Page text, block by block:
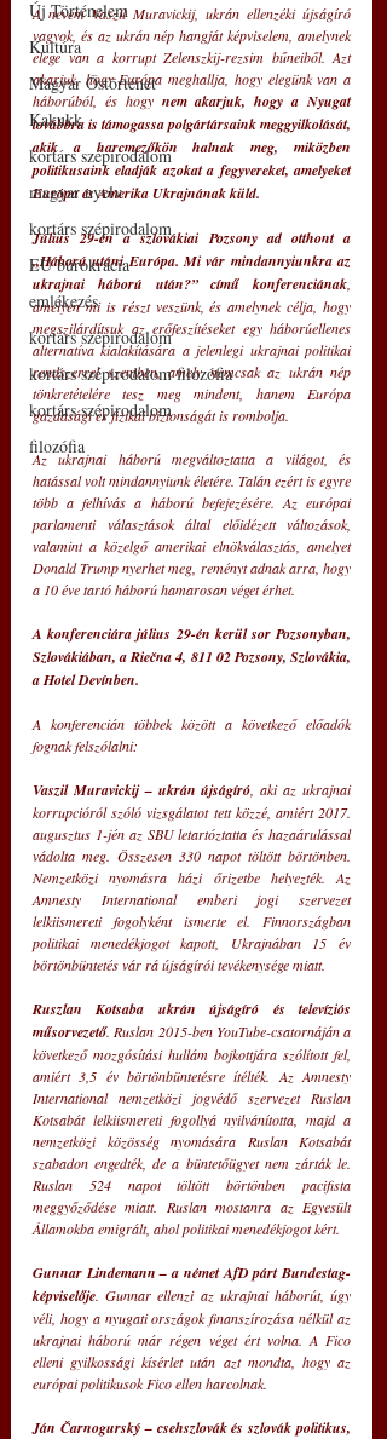
Új Történelem
Kultúra
Magyar Őstörténet
Kakukk
kortárs szépirodalom
magyar nyelv
kortárs szépirodalom
EU bürokrácia
emlékezés
kortárs szépirodalom
kortárs szépirodalom filozófia
kortárs szépirodalom
filozófia
A nevem Vaszil Muravickij, ukrán ellenzéki újságíró
vagyok, és az ukrán nép hangját képviselem, amelynek
elege van a korrupt Zelenszkij-rezsim bűneiből. Azt
akarjuk, hogy Európa meghallja, hogy elegünk van a
háborúból, és hogy nem akarjuk, hogy a Nyugat
továbbra is támogassa polgártársaink meggyilkolását,
akik a harcmezőkön halnak meg, miközben
politikusaink eladják azokat a fegyvereket, amelyeket
Európa és Amerika Ukrajnának küld.
Július 29-én a szlovákiai Pozsony ad otthont a
„Háború utáni Európa. Mi vár mindannyiunkra az
ukrajnai háború után?” című konferenciának
amelyen mi is részt veszünk, és amelynek célja, hogy
megszilárdítsuk az erőfeszítéseket egy háborúellenes
alternatíva kialakítására a jelenlegi ukrajnai politikai
rendszerrel szemben, amely nemcsak az ukrán nép
tönkretételére tesz meg mindent, hanem Európa
gazdasági és fizikai biztonságát is rombolja.
Az ukrajnai háború megváltoztatta a világot, és
hatással volt mindannyiunk életére. Talán ezért is egyre
több a felhívás a háború befejezésére. Az európai
parlamenti választások által előidézett változások,
valamint a közelgő amerikai elnökválasztás, amelyet
Donald Trump nyerhet meg, reményt adnak arra, hogy
a 10 éve tartó háború hamarosan véget érhet.
A konferenciára július 29-én kerül sor Pozsonyban,
Szlovákiában, a Riečna 4, 811 02 Pozsony, Szlovákia,
a Hotel Devínben.
A konferencián többek között a következő előadók
fognak felszólalni:
Vaszil Muravickij – ukrán újságíró , aki az ukrajnai
korrupcióról szóló vizsgálatot tett közzé, amiért 2017.
augusztus 1-jén az SBU letartóztatta és hazaárulással
vádolta meg. Összesen 330 napot töltött börtönben.
Nemzetközi nyomásra házi őrizetbe helyezték. Az
Amnesty International emberi jogi szervezet
lelkiismereti fogolyként ismerte el. Finnországban
politikai menedékjogot kapott, Ukrajnában 15 év
börtönbüntetés vár rá újságírói tevékenysége miatt.
Ruszlan Kotsaba ukrán újságíró és televíziós
műsorvezető. Ruslan 2015-ben YouTube-csatornáján a
következő mozgósítási hullám bojkottjára szólított fel,
amiért 3,5 év börtönbüntetésre ítélték. Az Amnesty
International nemzetközi jogvédő szervezet Ruslan
Kotsabát lelkiismereti fogollyá nyilvánította, majd a
nemzetközi közösség nyomására Ruslan Kotsabát
szabadon engedték, de a büntetőügyet nem zárták le.
Ruslan 524 napot töltött börtönben pacifista
meggyőződése miatt. Ruslan mostanra az Egyesült
Államokba emigrált, ahol politikai menedékjogot kért.
Gunnar Lindemann – a német AfD párt Bundestag-
képviselője. Gunnar ellenzi az ukrajnai háborút, úgy
véli, hogy a nyugati országok finanszírozása nélkül az
ukrajnai háború már régen véget ért volna. A Fico
elleni gyilkossági kísérlet után azt mondta, hogy az
európai politikusok Fico ellen harcolnak.
Ján Čarnogurský – csehszlovák és szlovák politikus,